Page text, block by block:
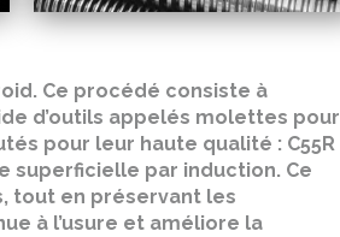
Ce procédé consiste à
d’outils appelés molettes pour
pour leur haute qualité : C55R
superficielle par induction. Ce
tout en préservant les
à l’usure et améliore la